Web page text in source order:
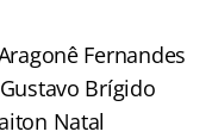
Fernandes
Brígido
Natal